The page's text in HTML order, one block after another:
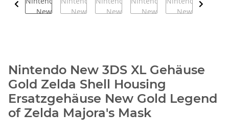
Nintendo New 3DS XL Gehäuse
Gold Zelda Shell Housing
Ersatzgehäuse New Gold Legend
of Zelda Majora's Mask